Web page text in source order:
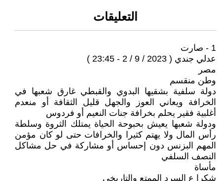
التعليقات
1 - صارت
عدلي جندي ( 2023 / 9 / 2 - 23:45 )
مصر
وطن منقسم
دولة سلفية بشقيها البدوي والقبطي غارق شعبها في
الخرافة ويعاني العوز والجهل قليل الثقافة أو منعدم
أغلبية فقير يحلم بخرافة جنات النعيم أو فردوس
ودولة شعبها يعيش بحبوحة الحياة يمتلك الثروة وسلطة
رأس المال ولا يهتم كثيرا والخرافات حتى لو كان مؤمن
المهم البزنس دون إحساس أو مشاركة في حل مشاكل
النصف السلفي
مأساة
شكرا ع السرد الممتع والتاريخي